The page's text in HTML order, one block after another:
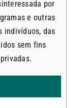
por
e outras
indivíduos, das
sem fins